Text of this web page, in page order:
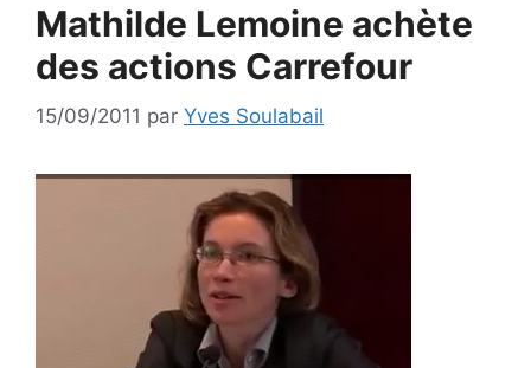
Mathilde Lemoine achète
des actions Carrefour
15/09/2011 par Yves Soulabail